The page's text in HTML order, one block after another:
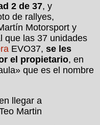
2 de 37, y
de rallyes,
Motorsport y
que las 37 unidades
EVO37, se les
el propietario, en
que es el nombre
llegar a
Martin